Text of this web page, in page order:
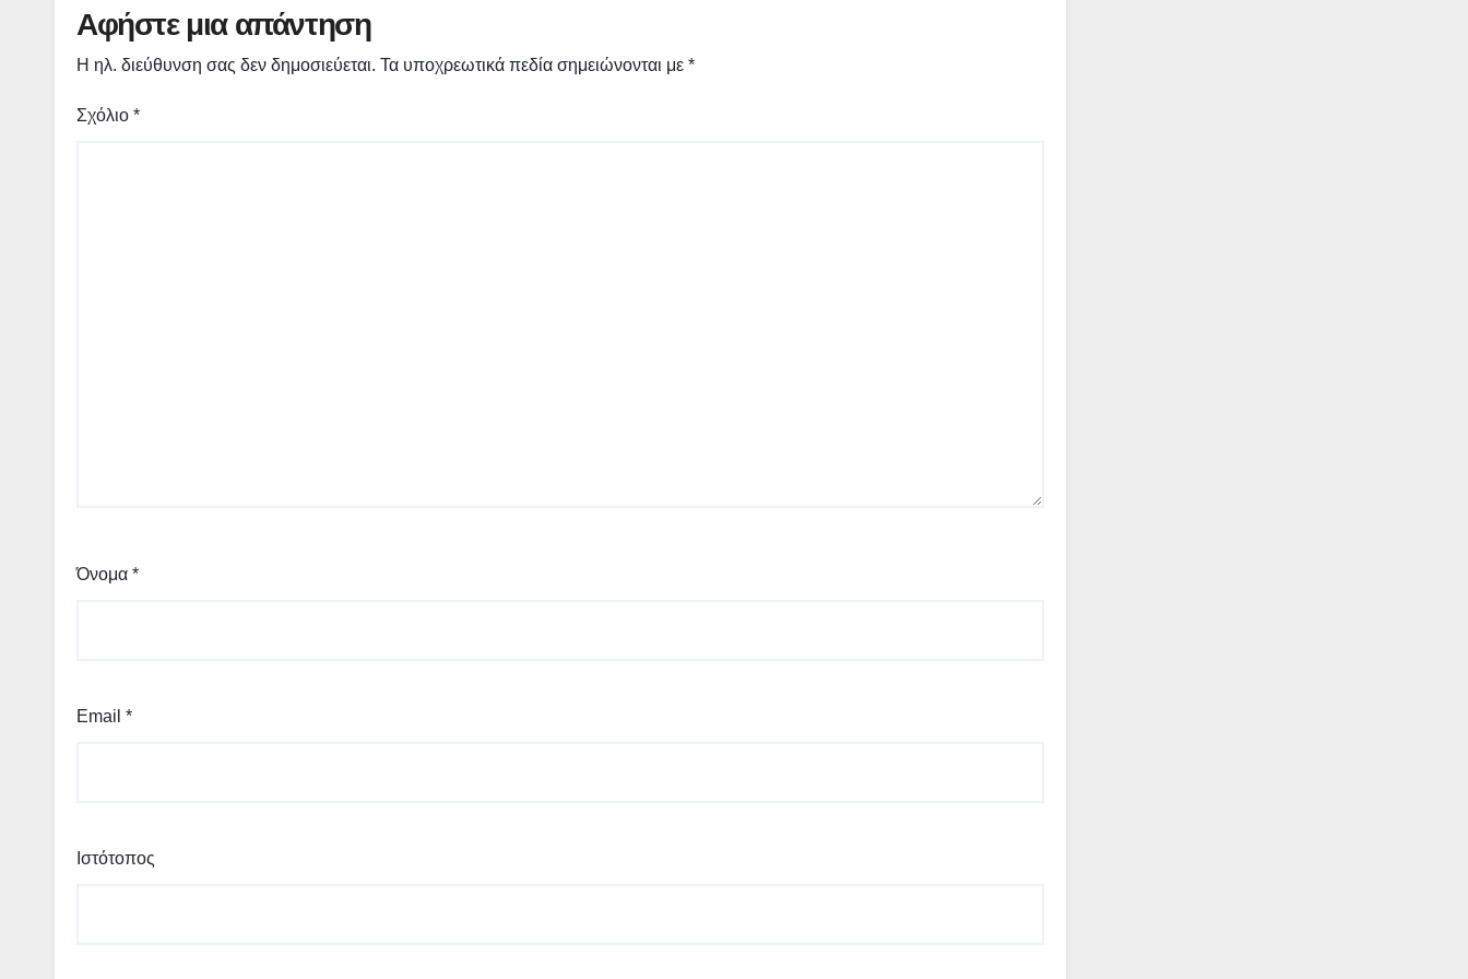
Αφήστε μια απάντηση
Η ηλ. διεύθυνση σας δεν δημοσιεύεται. Τα υποχρεωτικά πεδία σημειώνονται με *
Σχόλιο *
Όνομα *
Email *
Ιστότοπος